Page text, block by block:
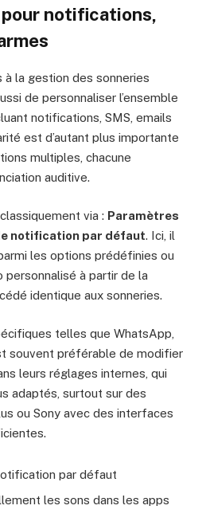
notifications,
à la gestion des sonneries
de personnaliser l’ensemble
notifications, SMS, emails
est d’autant plus importante
multiples, chacune
auditive.
via : Paramètres
notification par défaut. Ici, il
les options prédéfinies ou
personnalisé à partir de la
identique aux sonneries.
telles que WhatsApp,
souvent préférable de modifier
leurs réglages internes, qui
adaptés, surtout sur des
ou Sony avec des interfaces
par défaut
les sons dans les apps